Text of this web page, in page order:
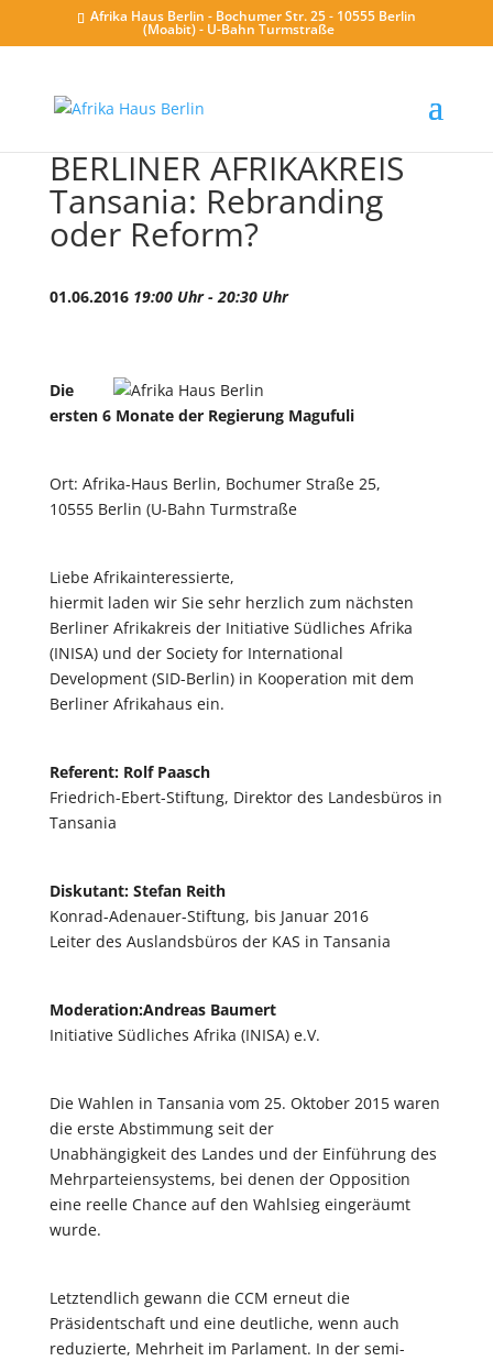
Afrika Haus Berlin - Bochumer Str. 25 - 10555 Berlin
(Moabit) - U-Bahn Turmstraße
BERLINER AFRIKAKREIS
Tansania: Rebranding
oder Reform?
01.06.2016 19:00 Uhr - 20:30 Uhr
Die
ersten 6 Monate der Regierung Magufuli
Ort: Afrika-Haus Berlin, Bochumer Straße 25,
10555 Berlin (U-Bahn Turmstraße
Liebe Afrikainteressierte,
hiermit laden wir Sie sehr herzlich zum nächsten
Berliner Afrikakreis der Initiative Südliches Afrika
(INISA) und der Society for International
Development (SID-Berlin) in Kooperation mit dem
Berliner Afrikahaus ein.
Referent: Rolf Paasch
Friedrich-Ebert-Stiftung, Direktor des Landesbüros in
Tansania
Diskutant: Stefan Reith
Konrad-Adenauer-Stiftung, bis Januar 2016
Leiter des Auslandsbüros der KAS in Tansania
Moderation:Andreas Baumert
Initiative Südliches Afrika (INISA) e.V.
Die Wahlen in Tansania vom 25. Oktober 2015 waren
die erste Abstimmung seit der
Unabhängigkeit des Landes und der Einführung des
Mehrparteiensystems, bei denen der Opposition
eine reelle Chance auf den Wahlsieg eingeräumt
wurde.
Letztendlich gewann die CCM erneut die
Präsidentschaft und eine deutliche, wenn auch
reduzierte, Mehrheit im Parlament. In der semi-